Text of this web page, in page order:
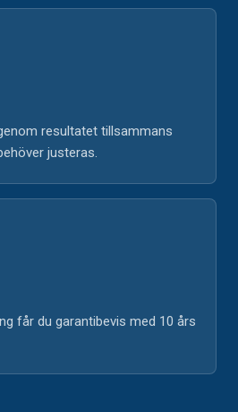
resultatet tillsammans
justeras.
får du garantibevis med 10 års